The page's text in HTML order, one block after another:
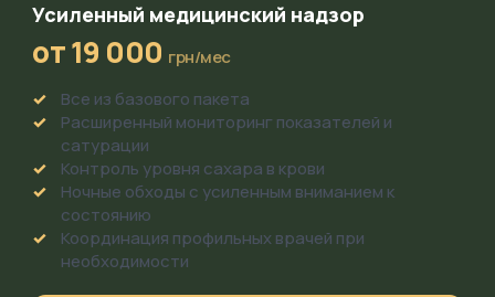
Усиленный медицинский надзор
от 19 000 грн/мес
Все из базового пакета
Расширенный мониторинг показателей и
сатурации
Контроль уровня сахара в крови
Ночные обходы с усиленным вниманием к
состоянию
Координация профильных врачей при
необходимости